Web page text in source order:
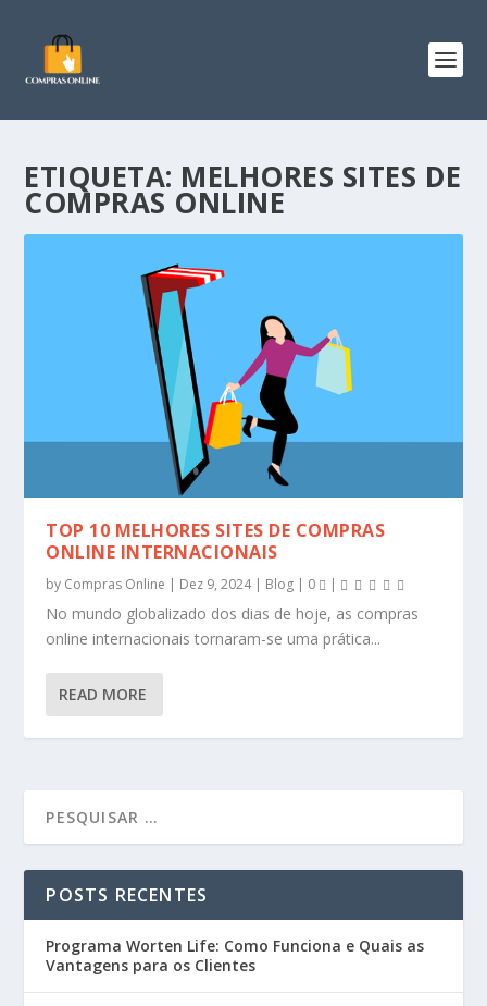
ETIQUETA: MELHORES SITES DE
COMPRAS ONLINE
TOP 10 MELHORES SITES DE COMPRAS
ONLINE INTERNACIONAIS
by Compras Online | Dez 9, 2024| Blog | 0 |
No mundo globalizado dos dias de hoje, as compras
online internacionais tornaram-se uma prática...
READ MORE
POSTS RECENTES
Programa Worten Life: Como Funciona e Quais as
Vantagens para os Clientes